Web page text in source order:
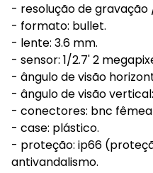
- resolução de gravação
- formato: bullet.
- lente: 3.6 mm.
- sensor: 1/2.7' 2
- ângulo de visão
- ângulo de visão vertical:
- conectores: bnc
- case: plástico.
- proteção: ip66
antivandalismo.